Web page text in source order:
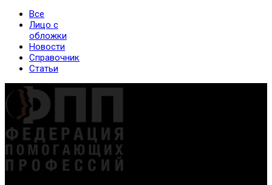
Все
Лицо с
обложки
Новости
Справочник
Статьи